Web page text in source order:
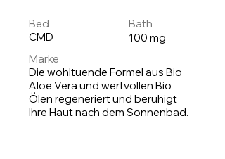
Bed
CMD
Bath
100 mg
Marke
Die wohltuende Formel aus Bio
Aloe Vera und wertvollen Bio
Ölen regeneriert und beruhigt
Ihre Haut nach dem Sonnenbad.